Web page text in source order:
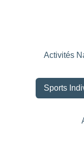
Activités
Sports